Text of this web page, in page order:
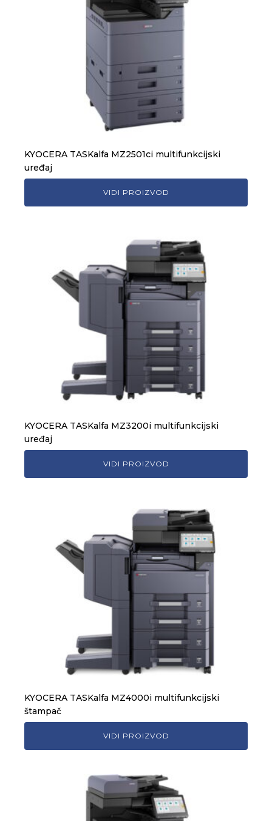
KYOCERA TASKalfa MZ2501ci multifunkcijski
uređaj
VIDI PROIZVOD
KYOCERA TASKalfa MZ3200i multifunkcijski
uređaj
VIDI PROIZVOD
KYOCERA TASKalfa MZ4000i multifunkcijski
štampač
VIDI PROIZVOD